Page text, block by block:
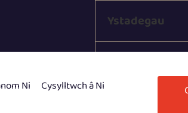
Ni Cysylltwch â Ni
Ystadegau
sealwr band
Sealu